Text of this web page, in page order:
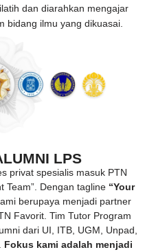
dan diarahkan mengajar
bidang ilmu yang dikuasai.
LPS
privat spesialis masuk PTN
Team”. Dengan tagline “Your
berupaya menjadi partner
Favorit. Tim Tutor Program
dari UI, ITB, UGM, Unpad,
Fokus kami adalah menjadi